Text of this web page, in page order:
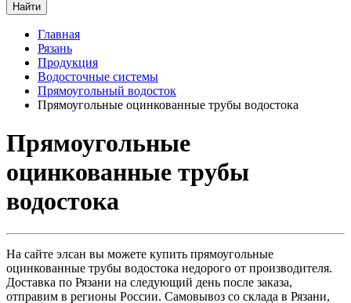
Найти
Главная
Рязань
Продукция
Водосточные системы
Прямоугольный водосток
Прямоугольные оцинкованные трубы водостока
Прямоугольные
оцинкованные трубы
водостока
На сайте элсан вы можете купить прямоугольные
оцинкованные трубы водостока недорого от производителя.
Доставка по Рязани на следующий день после заказа,
отправим в регионы России. Самовывоз со склада в Рязани,